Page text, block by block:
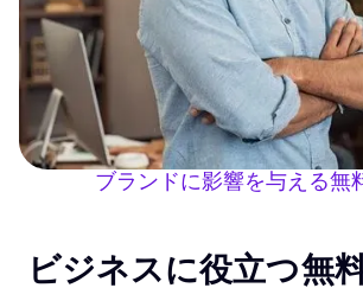
ブランドに影響を与える無
ビジネスに役立つ無